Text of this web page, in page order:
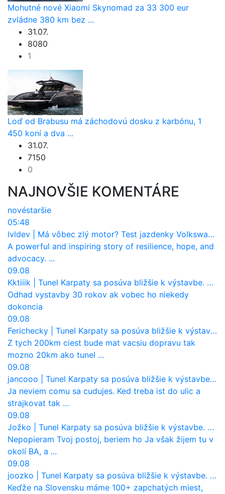
Mohutné nové Xiaomi Skynomad za 33 300 eur
zvládne 380 km bez ...
31.07.
8080
1
Loď od Brabusu má záchodovú dosku z karbónu, 1
450 koní a dva ...
31.07.
7150
0
NAJNOVŠIE KOMENTÁRE
novéstaršie
05:48
lvldev
Má vôbec zlý motor? Test jazdenky Volkswagen T-Roc (2017 až 2025)
A powerful and inspiring story of resilience, hope, and
advocacy. ...
09.08
Kktiiik
Tunel Karpaty sa posúva bližšie k výstavbe. NDS urobila dôležitý krok
Odhad vystavby 30 rokov ak vobec ho niekedy
dokoncia
09.08
Ferichecky
Tunel Karpaty sa posúva bližšie k výstavbe. NDS urobila dôležitý krok
Z tych 200km ciest bude mat vacsiu dopravu tak
mozno 20km ako tunel ...
09.08
jancooo
Tunel Karpaty sa posúva bližšie k výstavbe. NDS urobila dôležitý krok
Ja neviem comu sa cudujes. Ked treba ist do ulic a
strajkovat tak ...
09.08
Jožko
Tunel Karpaty sa posúva bližšie k výstavbe. NDS urobila dôležitý krok
Nepopieram Tvoj postoj, beriem ho Ja však žijem tu v
okolí BA, a ...
09.08
joozko
Tunel Karpaty sa posúva bližšie k výstavbe. NDS urobila dôležitý krok
Keďže na Slovensku máme 100+ zapchatých miest,